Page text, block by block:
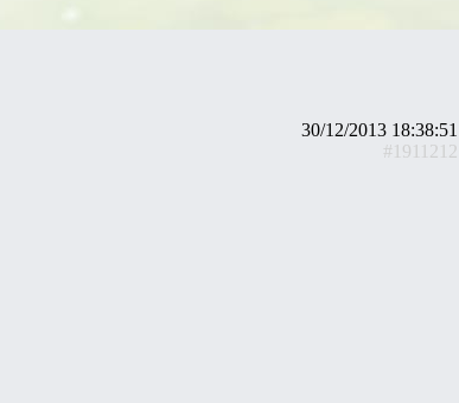
30/12/2013 18:38:51
#1911212